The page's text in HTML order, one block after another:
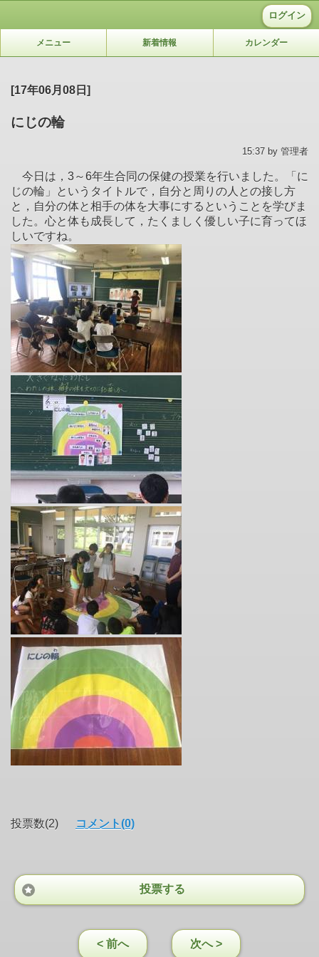
ログイン
メニュー 新着情報 カレンダー
[17年06月08日]
にじの輪
15:37 by 管理者
今日は，3～6年生合同の保健の授業を行いました。「に
じの輪」というタイトルで，自分と周りの人との接し方
と，自分の体と相手の体を大事にするということを学びま
した。心と体も成長して，たくましく優しい子に育ってほ
しいですね。
投票数(2) コメント(0)
投票する
< 前へ 次へ >